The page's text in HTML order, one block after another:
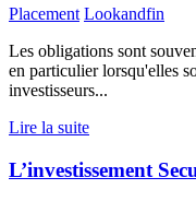
Placement Lookandfin
Les obligations sont
en particulier lorsqu'elles
investisseurs...
Lire la suite
L’investissement